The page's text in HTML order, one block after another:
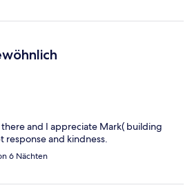
there and I appreciate Mark( building
response and kindness.
6 Nächten